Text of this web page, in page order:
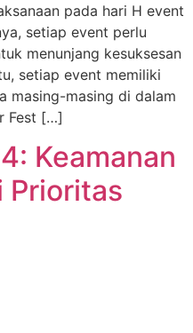
pada hari H event
setiap event perlu
menunjang kesuksesan
setiap event memiliki
masing-masing di dalam
Fest […]
Keamanan
Prioritas